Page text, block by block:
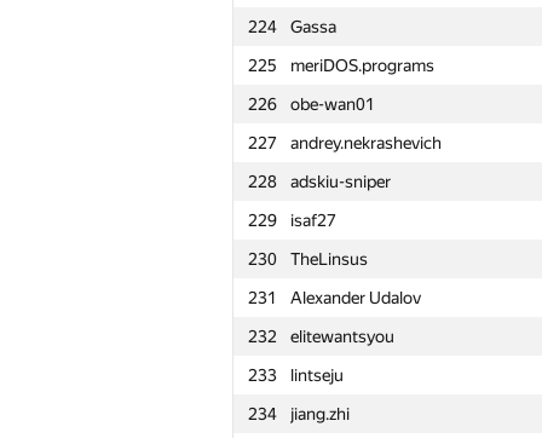
224
Gassa
225
meriDOS.programs
226
obe-wan01
227
andrey.nekrashevich
228
adskiu-sniper
229
isaf27
230
TheLinsus
231
Alexander Udalov
232
elitewantsyou
233
lintseju
234
jiang.zhi
201 FOREST LTD
202
Babinov.IA
203
kvanted79
204
kovalenko.gravilet
205
udigo
206
zdd-2000
207
A.Semchankau
208
ualab
209
LichSandroLives
210
Антон Лунёв
211
burunduk3